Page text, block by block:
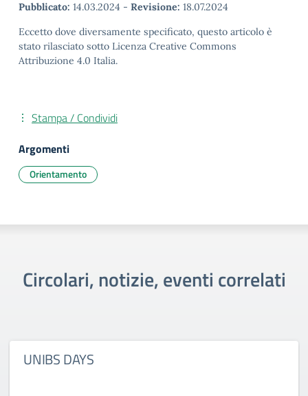
Pubblicato: 14.03.2024 - Revisione: 18.07.2024
Eccetto dove diversamente specificato, questo articolo è
stato rilasciato sotto Licenza Creative Commons
Attribuzione 4.0 Italia.
Stampa / Condividi
Argomenti
Orientamento
Circolari, notizie, eventi correlati
UNIBS DAYS